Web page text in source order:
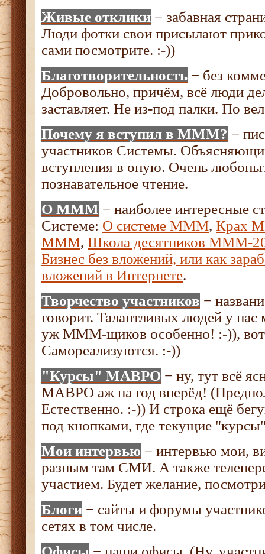
Живые отклики − забавная
Люди фотки свои присылают
сами посмотрите. :-))
Благотворительность − без
Добровольно, причём, всё люди
заставляет. Не из-под палки. По
Почему я вступил в МММ? −
участников Системы.
вступления в оную. Очень
познавательное чтение.
О МММ − наиболее интересные
Системе: О системе МММ, Крах
МММ, Школа десятников МММ-
Бизнес без вложений, или как
вложений в Интернете.
Творчество участников −
говорит. Талантливых людей у нас
уж МММ-щиков особенно! :-)), вот
Самореализуются. :-))
"Курсы" МАВРО − ну, тут всё
МАВРО аж на год вперёд!
Естественно. :-)) И строка ещё
под кнопками, где текущие
Мои интервью − интервью мои,
разным там СМИ. А также
участием. Будет желание,
Блоги − сайты и форумы
сетях в том числе.